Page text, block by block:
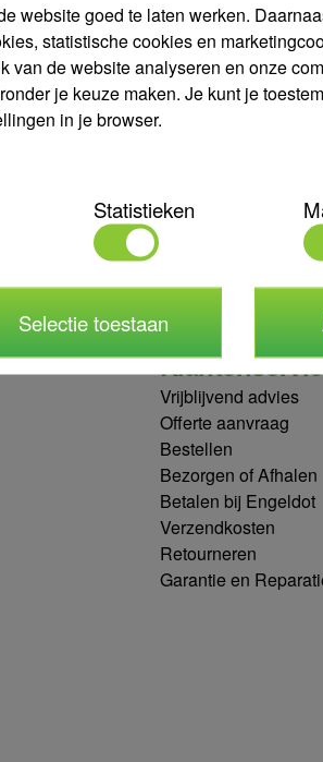
* Volg ons op social
Vrijblijvend advies
Offerte aanvraag
Bestellen
Bezorgen of Afhalen
Betalen bij Engeldot
Verzendkosten
Retourneren
Garantie en
website goed te laten werken.
statistische cookies en
van de website analyseren en onze
je keuze maken. Je kunt je
in je browser.
Statistieken
Selectie toestaan